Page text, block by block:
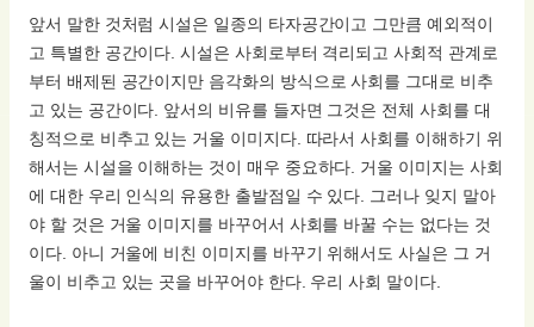
앞서 말한 것처럼 시설은 일종의 타자공간이고 그만큼 예외적이
고 특별한 공간이다. 시설은 사회로부터 격리되고 사회적 관계로
부터 배제된 공간이지만 음각화의 방식으로 사회를 그대로 비추
고 있는 공간이다. 앞서의 비유를 들자면 그것은 전체 사회를 대
칭적으로 비추고 있는 거울 이미지다. 따라서 사회를 이해하기 위
해서는 시설을 이해하는 것이 매우 중요하다. 거울 이미지는 사회
에 대한 우리 인식의 유용한 출발점일 수 있다. 그러나 잊지 말아
야 할 것은 거울 이미지를 바꾸어서 사회를 바꿀 수는 없다는 것
이다. 아니 거울에 비친 이미지를 바꾸기 위해서도 사실은 그 거
울이 비추고 있는 곳을 바꾸어야 한다. 우리 사회 말이다.